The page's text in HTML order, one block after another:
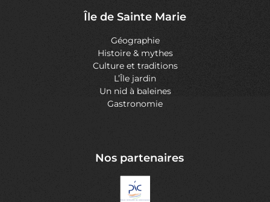
Île de Sainte Marie
Géographie
Histoire & mythes
Culture et traditions
L’Île jardin
Un nid à baleines
Gastronomie
Nos partenaires